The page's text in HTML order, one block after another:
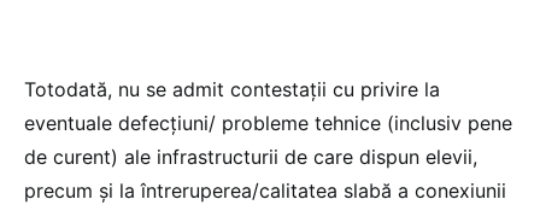
Totodată, nu se admit contestații cu privire la
eventuale defecțiuni/ probleme tehnice (inclusiv pene
de curent) ale infrastructurii de care dispun elevii,
precum și la întreruperea/calitatea slabă a conexiunii